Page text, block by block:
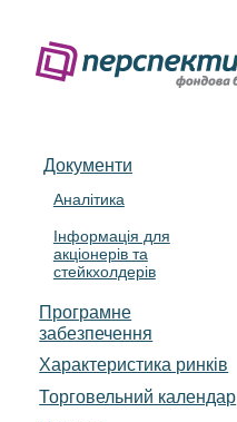
Документи
Аналітика
Інформація для
акціонерів та
стейкхолдерів
Програмне
забезпечення
Характеристика pинків
Торговельний календар